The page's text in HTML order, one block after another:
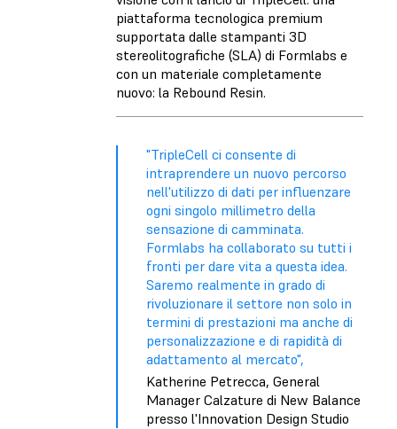
piattaforma tecnologica premium
supportata dalle stampanti 3D
stereolitografiche (SLA) di Formlabs e
con un materiale completamente
nuovo: la Rebound Resin.
"TripleCell ci consente di
intraprendere un nuovo percorso
nell'utilizzo di dati per influenzare
ogni singolo millimetro della
sensazione di camminata.
Formlabs ha collaborato su tutti i
fronti per dare vita a questa idea.
Saremo realmente in grado di
rivoluzionare il settore non solo in
termini di prestazioni ma anche di
personalizzazione e di rapidità di
adattamento al mercato",
Katherine Petrecca, General
Manager Calzature di New Balance
presso l'Innovation Design Studio